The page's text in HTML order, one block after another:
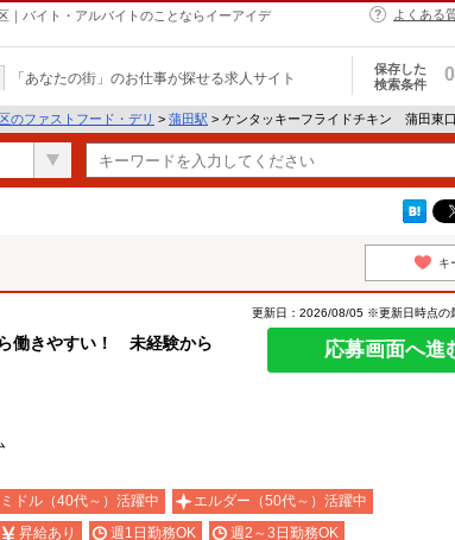
バイト・アルバイトのことならイーアイデ
よくある
「あなたの街」のお仕事が探せる求人サイト
保存した
検索条件
0
のファストフード・デリ > 蒲田駅 > ケンタッキーフライドチキン 蒲田東
キ
働きやすい！ 未経験から
更新日：2026/08/05 ※更新日時点の
応募画面へ進
ミドル（40代～）活躍中
エルダー（50代～）活躍中
昇給あり 週1日勤務OK
週2～3日勤務OK